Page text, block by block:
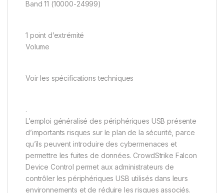
Band 11 (10000-24999)
1 point d’extrémité
Volume
Voir les spécifications techniques
.
L’emploi généralisé des périphériques USB présente
d’importants risques sur le plan de la sécurité, parce
qu’ils peuvent introduire des cybermenaces et
permettre les fuites de données. CrowdStrike Falcon
Device Control permet aux administrateurs de
contrôler les périphériques USB utilisés dans leurs
environnements et de réduire les risques associés.